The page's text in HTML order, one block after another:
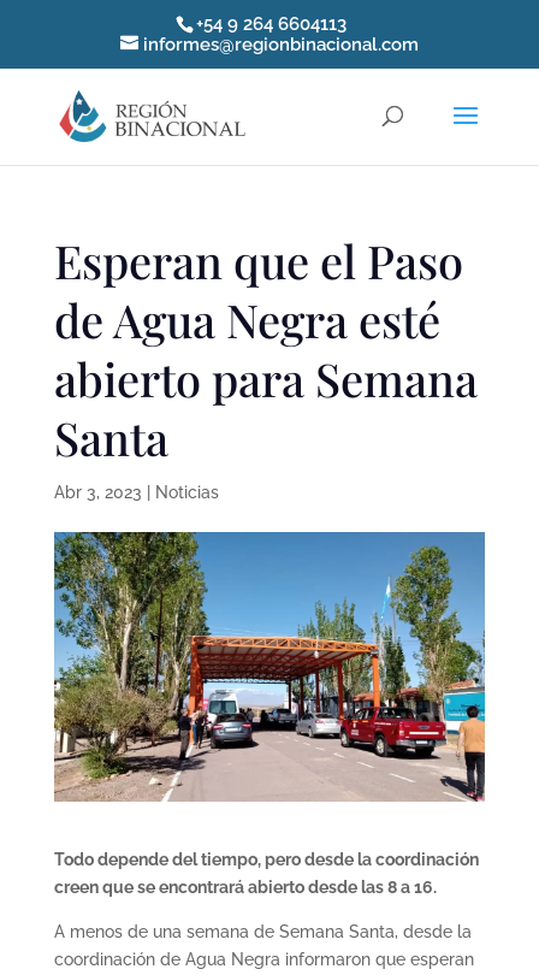
+54 9 264 6604113
informes@regionbinacional.com
Esperan que el Paso
de Agua Negra esté
abierto para Semana
Santa
Abr 3, 2023 Noticias
Todo depende del tiempo, pero desde la coordinación
creen que se encontrará abierto desde las 8 a 16.
A menos de una semana de Semana Santa, desde la
coordinación de Agua Negra informaron que esperan